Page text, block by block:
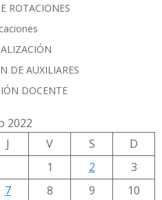
ROTACIONES
DE AUXILIARES
DOCENTE
2022
J V S
D
1
2
3
7 8 9
10